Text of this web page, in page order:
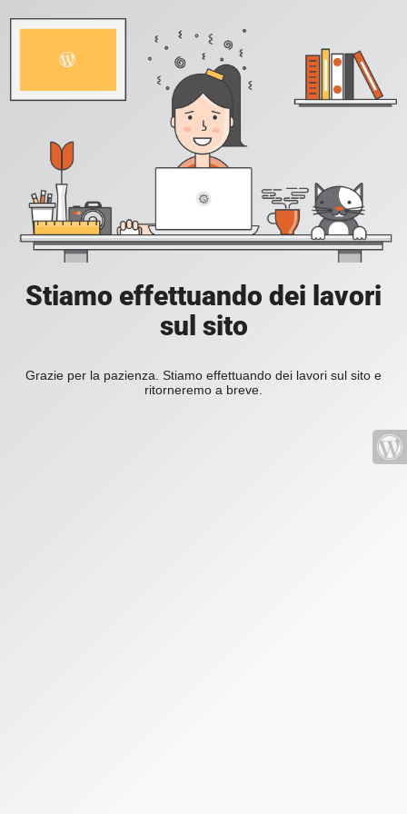
Stiamo effettuando dei lavori
sul sito
Grazie per la pazienza. Stiamo effettuando dei lavori sul sito e
ritorneremo a breve.